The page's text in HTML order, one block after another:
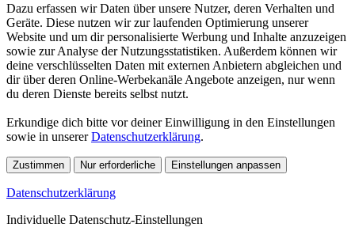
Dazu erfassen wir Daten über unsere Nutzer, deren Verhalten und
Geräte. Diese nutzen wir zur laufenden Optimierung unserer
Website und um dir personalisierte Werbung und Inhalte anzuzeigen
sowie zur Analyse der Nutzungsstatistiken. Außerdem können wir
deine verschlüsselten Daten mit externen Anbietern abgleichen und
dir über deren Online-Werbekanäle Angebote anzeigen, nur wenn
du deren Dienste bereits selbst nutzt.
Erkundige dich bitte vor deiner Einwilligung in den Einstellungen
sowie in unsererDatenschutzerklärung.
Zustimmen Nur erforderliche Einstellungen anpassen
Datenschutzerklärung
Individuelle Datenschutz-Einstellungen